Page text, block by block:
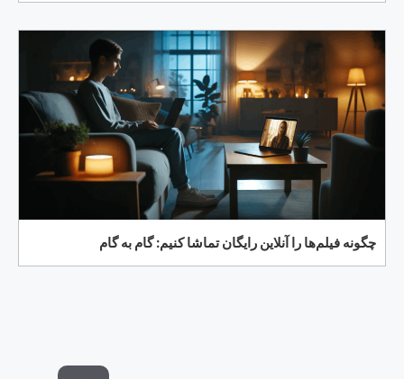
چگونه فیلم‌ها را آنلاین رایگان تماشا کنیم: گام به گام